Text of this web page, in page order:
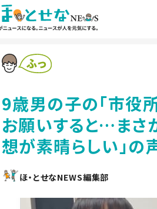
9歳男の子の「市役
お願いすると…まさ
想が素晴らしい」の
ほ・とせなNEWS編集部